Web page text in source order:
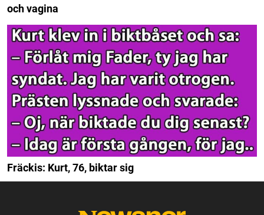
och vagina
Fräckis: Kurt, 76, biktar sig